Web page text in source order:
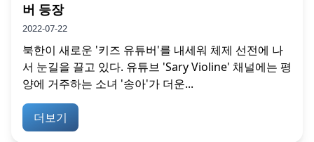
버 등장
2022-07-22
북한이 새로운 '키즈 유튜버'를 내세워 체제 선전에 나
서 눈길을 끌고 있다. 유튜브 'Sary Violine' 채널에는 평
양에 거주하는 소녀 '송아'가 더운...
더보기